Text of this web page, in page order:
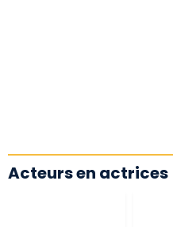
Acteurs en actrices